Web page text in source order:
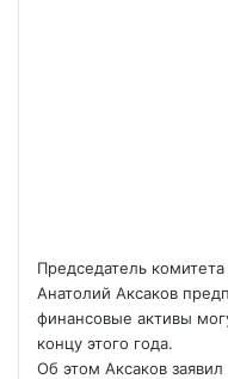
Председатель
Анатолий Аксаков
финансовые активы
концу этого года.
Об этом Аксаков